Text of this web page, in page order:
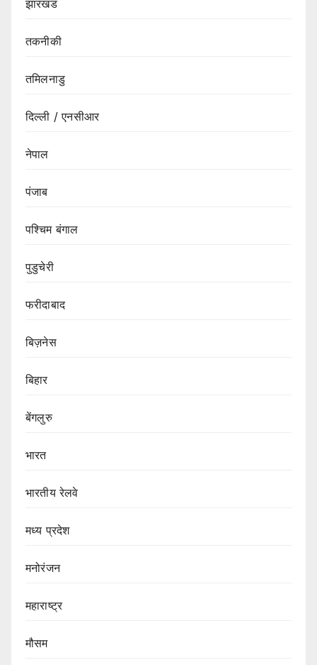
झारखंड
तकनीकी
तमिलनाडु
दिल्ली / एनसीआर
नेपाल
पंजाब
पश्चिम बंगाल
पुडुचेरी
फरीदाबाद
बिज़नेस
बिहार
बेंगलुरु
भारत
भारतीय रेलवे
मध्य प्रदेश
मनोरंजन
महाराष्ट्र
मौसम